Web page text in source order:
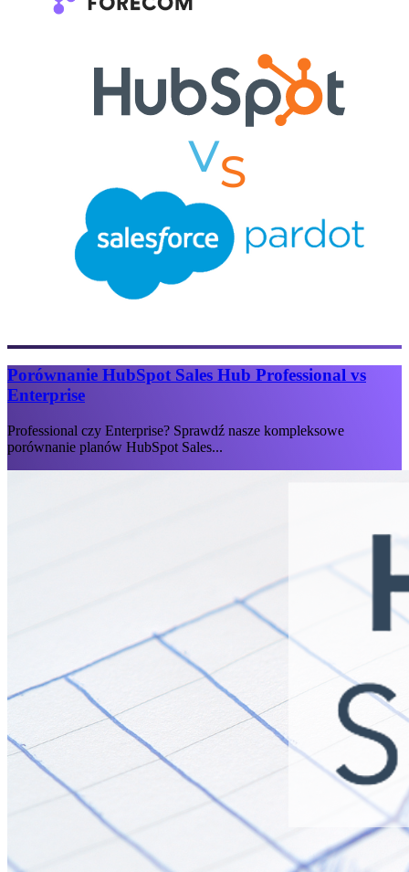
Porównanie HubSpot Sales Hub Professional vs
Enterprise
Professional czy Enterprise? Sprawdź nasze kompleksowe
porównanie planów HubSpot Sales...